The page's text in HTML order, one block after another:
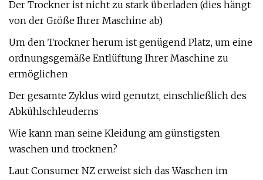
Der Trockner ist nicht zu stark überladen (dies hängt
von der Größe Ihrer Maschine ab)
Um den Trockner herum ist genügend Platz, um eine
ordnungsgemäße Entlüftung Ihrer Maschine zu
ermöglichen
Der gesamte Zyklus wird genutzt, einschließlich des
Abkühlschleuderns
Wie kann man seine Kleidung am günstigsten
waschen und trocknen?
Laut Consumer NZ erweist sich das Waschen im